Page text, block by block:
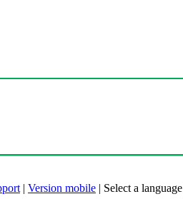
| Version mobile | Select a language